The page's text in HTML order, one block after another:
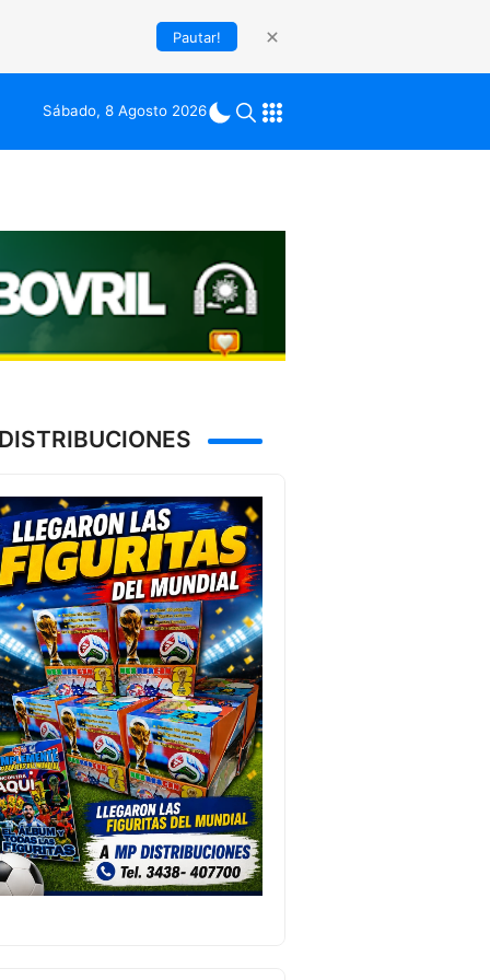
Pautar!
Sábado, 8 Agosto 2026